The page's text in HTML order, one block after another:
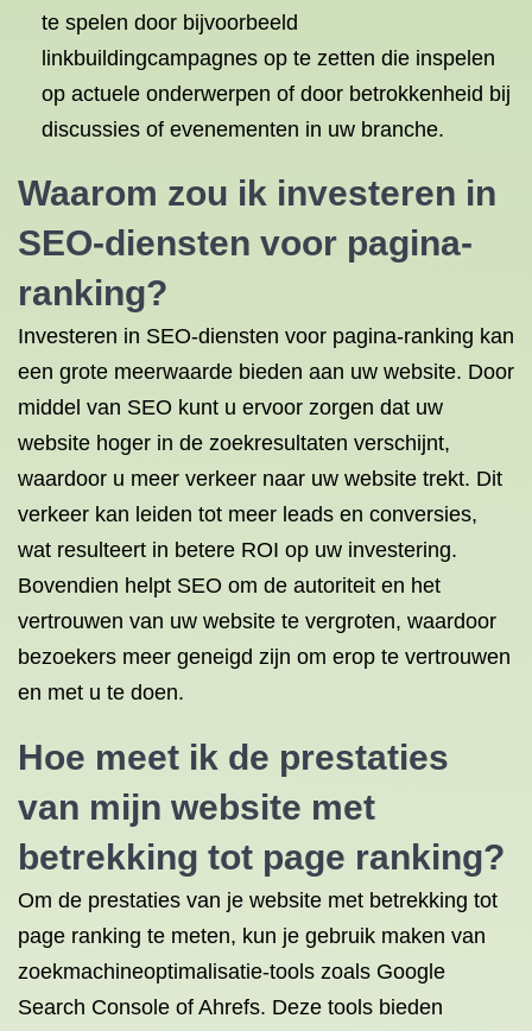
te spelen door bijvoorbeeld
linkbuildingcampagnes op te zetten die inspelen
op actuele onderwerpen of door betrokkenheid bij
discussies of evenementen in uw branche.
Waarom zou ik investeren in
SEO-diensten voor pagina-
ranking?
Investeren in SEO-diensten voor pagina-ranking kan
een grote meerwaarde bieden aan uw website. Door
middel van SEO kunt u ervoor zorgen dat uw
website hoger in de zoekresultaten verschijnt,
waardoor u meer verkeer naar uw website trekt. Dit
verkeer kan leiden tot meer leads en conversies,
wat resulteert in betere ROI op uw investering.
Bovendien helpt SEO om de autoriteit en het
vertrouwen van uw website te vergroten, waardoor
bezoekers meer geneigd zijn om erop te vertrouwen
en met u te doen.
Hoe meet ik de prestaties
van mijn website met
betrekking tot page ranking?
Om de prestaties van je website met betrekking tot
page ranking te meten, kun je gebruik maken van
zoekmachineoptimalisatie-tools zoals Google
Search Console of Ahrefs. Deze tools bieden